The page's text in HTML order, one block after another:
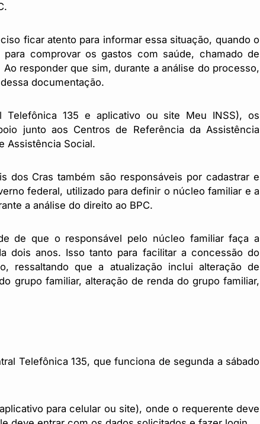
ficar atento para informar essa situação, quando o
comprovar os gastos com saúde, chamado de
responder que sim, durante a análise do processo,
documentação.
Telefônica 135 e aplicativo ou site Meu INSS), os
junto aos Centros de Referência da Assistência
Assistência Social.
dos Cras também são responsáveis por cadastrar e
federal, utilizado para definir o núcleo familiar e a
a análise do direito ao BPC.
de que o responsável pelo núcleo familiar faça a
dois anos. Isso tanto para facilitar a concessão do
ressaltando que a atualização inclui alteração de
grupo familiar, alteração de renda do grupo familiar,
Telefônica 135, que funciona de segunda a sábado
para celular ou site), onde o requerente deve